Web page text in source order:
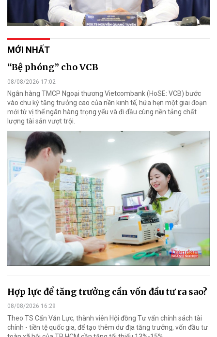
MỚI NHẤT
“Bệ phóng” cho VCB
08/08/2026 17:02
Ngân hàng TMCP Ngoại thương Vietcombank (HoSE: VCB) bước
vào chu kỳ tăng trưởng cao của nền kinh tế, hứa hẹn một giai đoạn
mới từ vị thế ngân hàng trọng yếu và đi đầu cùng nền tảng chất
lượng tài sản vượt trội.
Hợp lực để tăng trưởng cần vốn đầu tư ra sao?
08/08/2026 16:29
Theo TS Cấn Văn Lực, thành viên Hội đồng Tư vấn chính sách tài
chính - tiền tệ quốc gia, để tạo thêm dư địa tăng trưởng, vốn đầu tư